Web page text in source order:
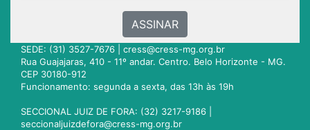
ASSINAR
SEDE: (31) 3527-7676 | cress@cress-mg.org.br
Rua Guajajaras, 410 - 11º andar. Centro. Belo Horizonte - MG.
CEP 30180-912
Funcionamento: segunda a sexta, das 13h às 19h
SECCIONAL JUIZ DE FORA: (32) 3217-9186 |
seccionaljuizdefora@cress-mg.org.br